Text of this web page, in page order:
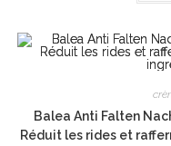
Balea Anti Falten
Réduit les rides et